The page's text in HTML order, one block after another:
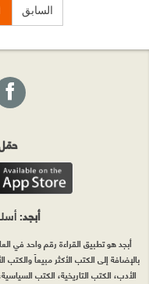
السابق
أبجد:
أبجد هو تطبيق القراءة رقم واحد في
بالإضافة إلى الكتب الأكثر مبيعاً
الأدب، الكتب التاريخية، الكتب